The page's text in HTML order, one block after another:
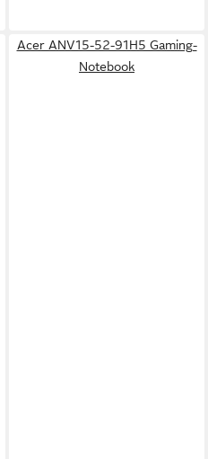
Acer ANV15-52-91H5 Gaming-
Notebook